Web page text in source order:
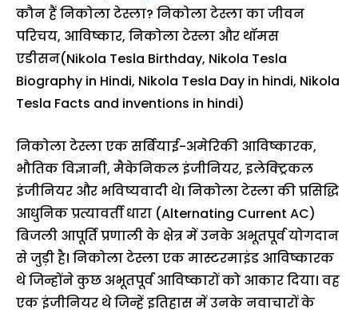
कौन हैं निकोला टेस्ला? निकोला टेस्ला का जीवन
परिचय, आविष्कार, निकोला टेस्ला और थॉमस
एडीसन(Nikola Tesla Birthday, Nikola Tesla
Biography in Hindi, Nikola Tesla Day in hindi, Nikola
Tesla Facts and inventions in hindi)
निकोला टेस्ला एक सर्बियाई-अमेरिकी आविष्कारक,
भौतिक विज्ञानी, मैकेनिकल इंजीनियर, इलेक्ट्रिकल
इंजीनियर और भविष्यवादी थे। निकोला टेस्ला की प्रसिद्धि
आधुनिक प्रत्यावर्ती धारा (Alternating Current AC)
बिजली आपूर्ति प्रणाली के क्षेत्र में उनके अभूतपूर्व योगदान
से जुड़ी है। निकोला टेस्ला एक मास्टरमाइंड आविष्कारक
थे जिन्होंने कुछ अभूतपूर्व आविष्कारों को आकार दिया। वह
एक इंजीनियर थे जिन्हें इतिहास में उनके नवाचारों के